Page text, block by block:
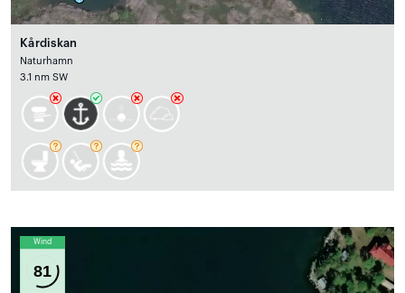
Kårdiskan
Naturhamn
3.1 nm SW
Wind
81